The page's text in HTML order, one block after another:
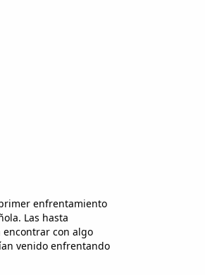
enfrentamiento
Las hasta
encontrar con algo
venido enfrentando